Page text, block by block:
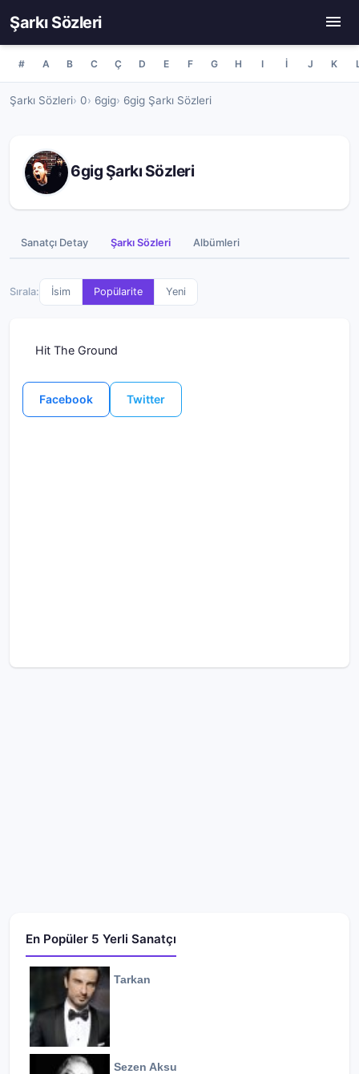
Şarkı Sözleri
# A B C Ç D E F G H I İ J K
Şarkı Sözleri 0 6gig 6gig Şarkı Sözleri
6gig Şarkı Sözleri
Sanatçı Detay Şarkı Sözleri Albümleri
Sırala: İsim Popülarite Yeni
Hit The Ground
Facebook Twitter
En Popüler 5 Yerli Sanatçı
Tarkan
Sezen Aksu